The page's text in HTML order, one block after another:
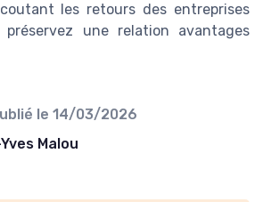
les retours des entreprises
préservez une relation avantages
le 14/03/2026
Malou